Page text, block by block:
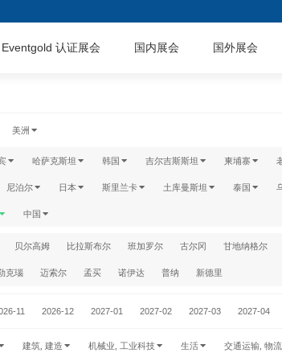
Eventgold 认证展会 国内展会 国外展会
美洲
哈萨克斯坦 韩国 吉尔吉斯斯坦 柬埔寨
尼泊尔 日本 斯里兰卡 土库曼斯坦 泰国
中国
贝尔高姆 比拉斯布尔 班加罗尔 古尔冈 甘地纳格尔
克瑙 迈索尔 孟买 诺伊达 普纳 新德里
11 2026-12 2027-01 2027-02 2027-03 2027-04
建筑, 建造 机械业, 工业科技 生活 交通运输, 物